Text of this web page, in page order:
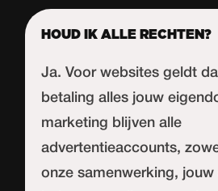
HOUD IK ALLE RECHTEN?
Ja. Voor websites geldt
betaling alles jouw
marketing blijven alle
advertentieaccounts,
onze samenwerking,